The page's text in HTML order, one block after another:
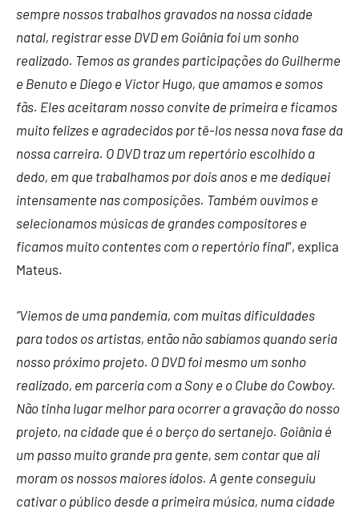
sempre nossos trabalhos gravados na nossa cidade
natal, registrar esse DVD em Goiânia foi um sonho
realizado. Temos as grandes participações do Guilherme
e Benuto e Diego e Victor Hugo, que amamos e somos
fãs. Eles aceitaram nosso convite de primeira e ficamos
muito felizes e agradecidos por tê-los nessa nova fase da
nossa carreira. O DVD traz um repertório escolhido a
dedo, em que trabalhamos por dois anos e me dediquei
intensamente nas composições. Também ouvimos e
selecionamos músicas de grandes compositores e
ficamos muito contentes com o repertório final”, explica
Mateus.
“Viemos de uma pandemia, com muitas dificuldades
para todos os artistas, então não sabíamos quando seria
nosso próximo projeto. O DVD foi mesmo um sonho
realizado, em parceria com a Sony e o Clube do Cowboy.
Não tinha lugar melhor para ocorrer a gravação do nosso
projeto, na cidade que é o berço do sertanejo. Goiânia é
um passo muito grande pra gente, sem contar que ali
moram os nossos maiores ídolos. A gente conseguiu
cativar o público desde a primeira música, numa cidade